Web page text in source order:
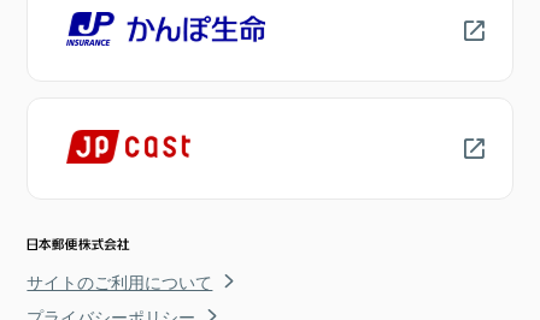
サイトのご利用について